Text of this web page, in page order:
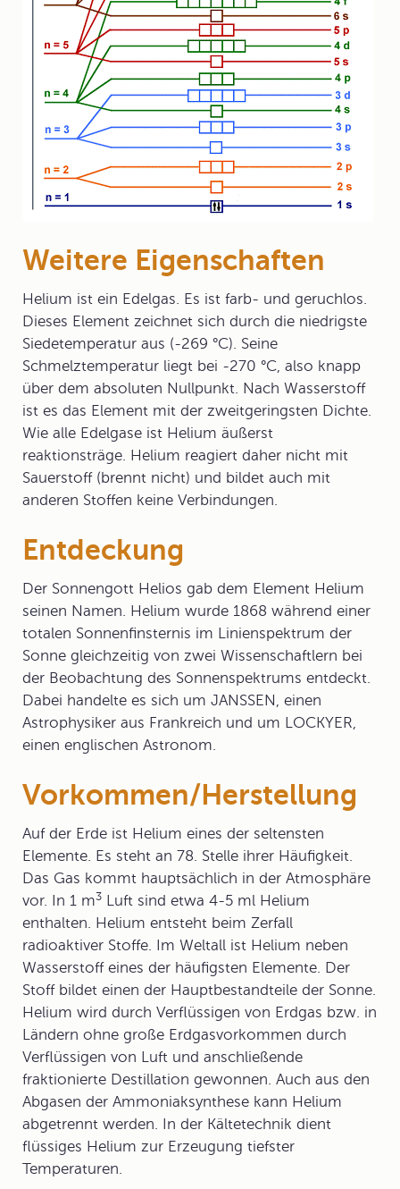
Weitere Eigenschaften
Helium ist ein Edelgas. Es ist farb- und geruchlos.
Dieses Element zeichnet sich durch die niedrigste
Siedetemperatur aus (-269 °C). Seine
Schmelztemperatur liegt bei -270 °C, also knapp
über dem absoluten Nullpunkt. Nach Wasserstoff
ist es das Element mit der zweitgeringsten Dichte.
Wie alle Edelgase ist Helium äußerst
reaktionsträge. Helium reagiert daher nicht mit
Sauerstoff (brennt nicht) und bildet auch mit
anderen Stoffen keine Verbindungen.
Entdeckung
Der Sonnengott Helios gab dem Element Helium
seinen Namen. Helium wurde 1868 während einer
totalen Sonnenfinsternis im Linienspektrum der
Sonne gleichzeitig von zwei Wissenschaftlern bei
der Beobachtung des Sonnenspektrums entdeckt.
Dabei handelte es sich um JANSSEN, einen
Astrophysiker aus Frankreich und um LOCKYER,
einen englischen Astronom.
Vorkommen/Herstellung
Auf der Erde ist Helium eines der seltensten
Elemente. Es steht an 78. Stelle ihrer Häufigkeit.
Das Gas kommt hauptsächlich in der Atmosphäre
vor. In 1 m3 Luft sind etwa 4-5 ml Helium
enthalten. Helium entsteht beim Zerfall
radioaktiver Stoffe. Im Weltall ist Helium neben
Wasserstoff eines der häufigsten Elemente. Der
Stoff bildet einen der Hauptbestandteile der Sonne.
Helium wird durch Verflüssigen von Erdgas bzw. in
Ländern ohne große Erdgasvorkommen durch
Verflüssigen von Luft und anschließende
fraktionierte Destillation gewonnen. Auch aus den
Abgasen der Ammoniaksynthese kann Helium
abgetrennt werden. In der Kältetechnik dient
flüssiges Helium zur Erzeugung tiefster
Temperaturen.